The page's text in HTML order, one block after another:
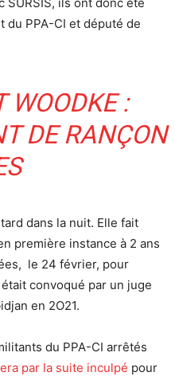
du PPA-CI et député de
WOODKE :
DE RANÇON
dans la nuit. Elle fait
première instance à 2 ans
le 24 février, pour
convoqué par un juge
en 2O21.
du PPA-CI arrêtés
par la suite inculpé pour